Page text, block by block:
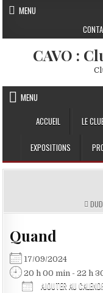
Skip to content
MENU
CAVO :
MENU
ACCUEIL
LE
EXPOSITIONS
Quand
17/09/2024
20 h 00 min - 22 h
AJOUTER AU